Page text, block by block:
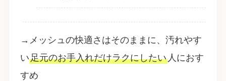
→メッシュの快適さはそのままに、汚れやす
い足元のお手入れだけラクにしたい 人におす
すめ